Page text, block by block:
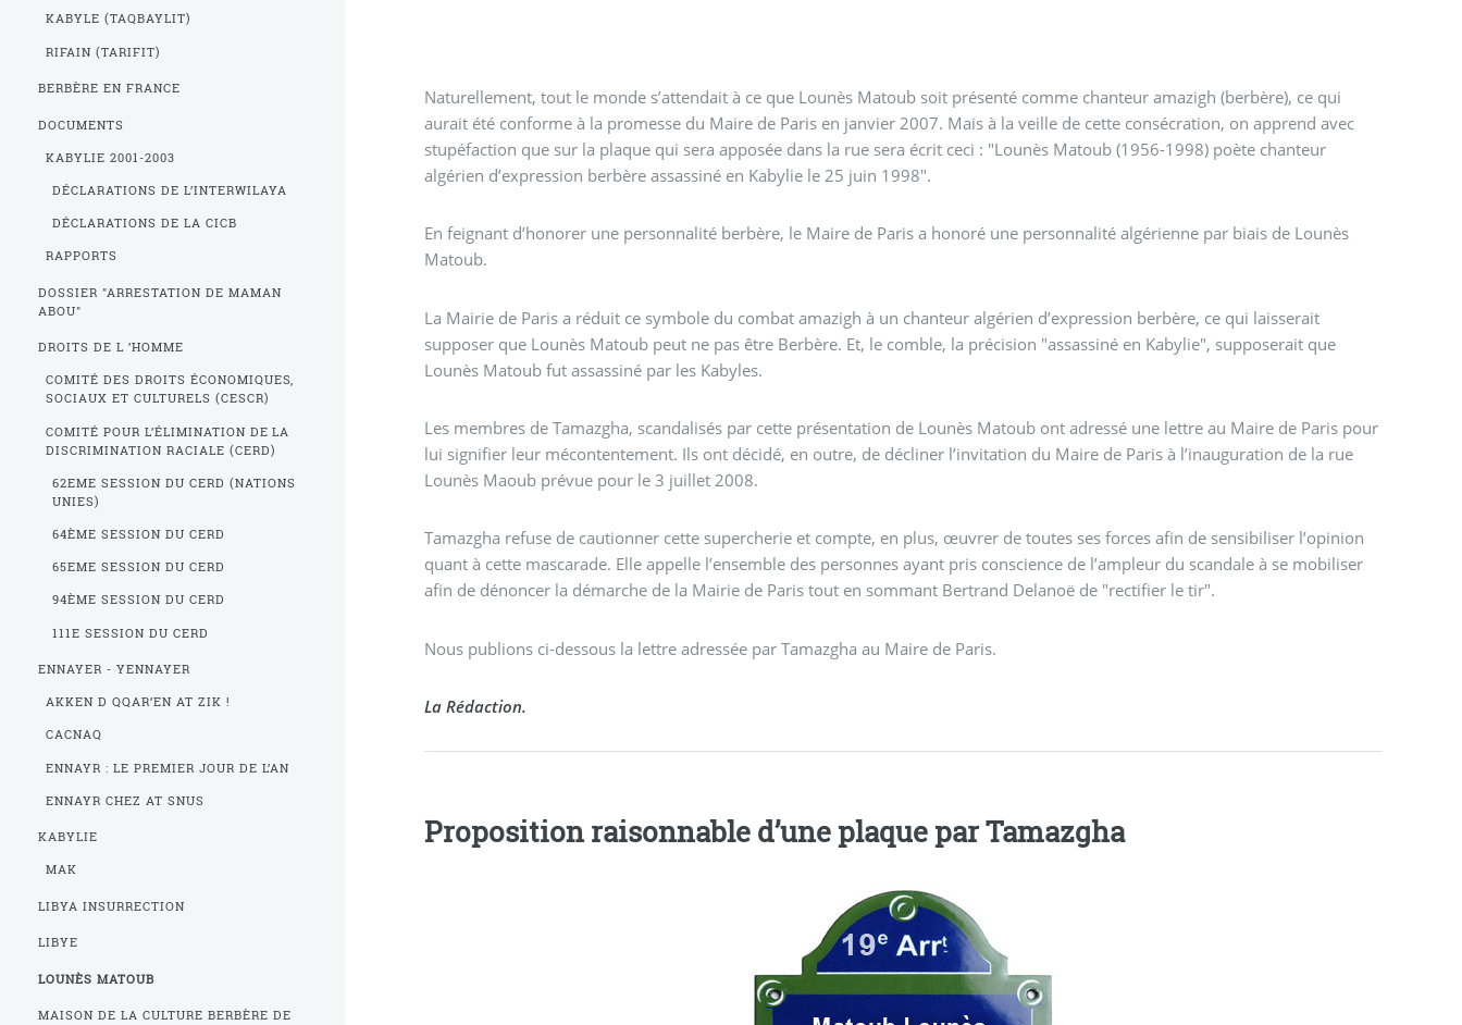
Naturellement, tout le monde s’attendait à ce que Lounès Matoub soit présenté comme chanteur amazigh (berbère), ce qui
aurait été conforme à la promesse du Maire de Paris en janvier 2007. Mais à la veille de cette consécration, on apprend avec
stupéfaction que sur la plaque qui sera apposée dans la rue sera écrit ceci : "Lounès Matoub (1956-1998) poète chanteur
algérien d’expression berbère assassiné en Kabylie le 25 juin 1998".
En feignant d’honorer une personnalité berbère, le Maire de Paris a honoré une personnalité algérienne par biais de Lounès
Matoub.
La Mairie de Paris a réduit ce symbole du combat amazigh à un chanteur algérien d’expression berbère, ce qui laisserait
supposer que Lounès Matoub peut ne pas être Berbère. Et, le comble, la précision "assassiné en Kabylie", supposerait que
Lounès Matoub fut assassiné par les Kabyles.
Les membres de Tamazgha, scandalisés par cette présentation de Lounès Matoub ont adressé une lettre au Maire de Paris pour
lui signifier leur mécontentement. Ils ont décidé, en outre, de décliner l’invitation du Maire de Paris à l’inauguration de la rue
Lounès Maoub prévue pour le 3 juillet 2008.
Tamazgha refuse de cautionner cette supercherie et compte, en plus, œuvrer de toutes ses forces afin de sensibiliser l’opinion
quant à cette mascarade. Elle appelle l’ensemble des personnes ayant pris conscience de l’ampleur du scandale à se mobiliser
afin de dénoncer la démarche de la Mairie de Paris tout en sommant Bertrand Delanoë de "rectifier le tir".
Nous publions ci-dessous la lettre adressée par Tamazgha au Maire de Paris.
La Rédaction.
Proposition raisonnable d’une plaque par Tamazgha
KABYLE (TAQBAYLIT)
RIFAIN (TARIFIT)
BERBÈRE EN FRANCE
DOCUMENTS
KABYLIE 2001-2003
DÉCLARATIONS DE L’INTERWILAYA
DÉCLARATIONS DE LA CICB
RAPPORTS
DOSSIER "ARRESTATION DE MAMAN
ABOU"
DROITS DE L ’HOMME
COMITÉ DES DROITS ÉCONOMIQUES,
SOCIAUX ET CULTURELS (CESCR)
COMITÉ POUR L’ÉLIMINATION DE LA
DISCRIMINATION RACIALE (CERD)
62EME SESSION DU CERD (NATIONS
UNIES)
64ÈME SESSION DU CERD
65EME SESSION DU CERD
94ÈME SESSION DU CERD
111E SESSION DU CERD
ENNAYER - YENNAYER
AKKEN D QQAR’EN AT ZIK !
CACNAQ
ENNAYR : LE PREMIER JOUR DE L’AN
ENNAYR CHEZ AT SNUS
KABYLIE
MAK
LIBYA INSURRECTION
LIBYE
LOUNÈS MATOUB
MAISON DE LA CULTURE BERBÈRE DE